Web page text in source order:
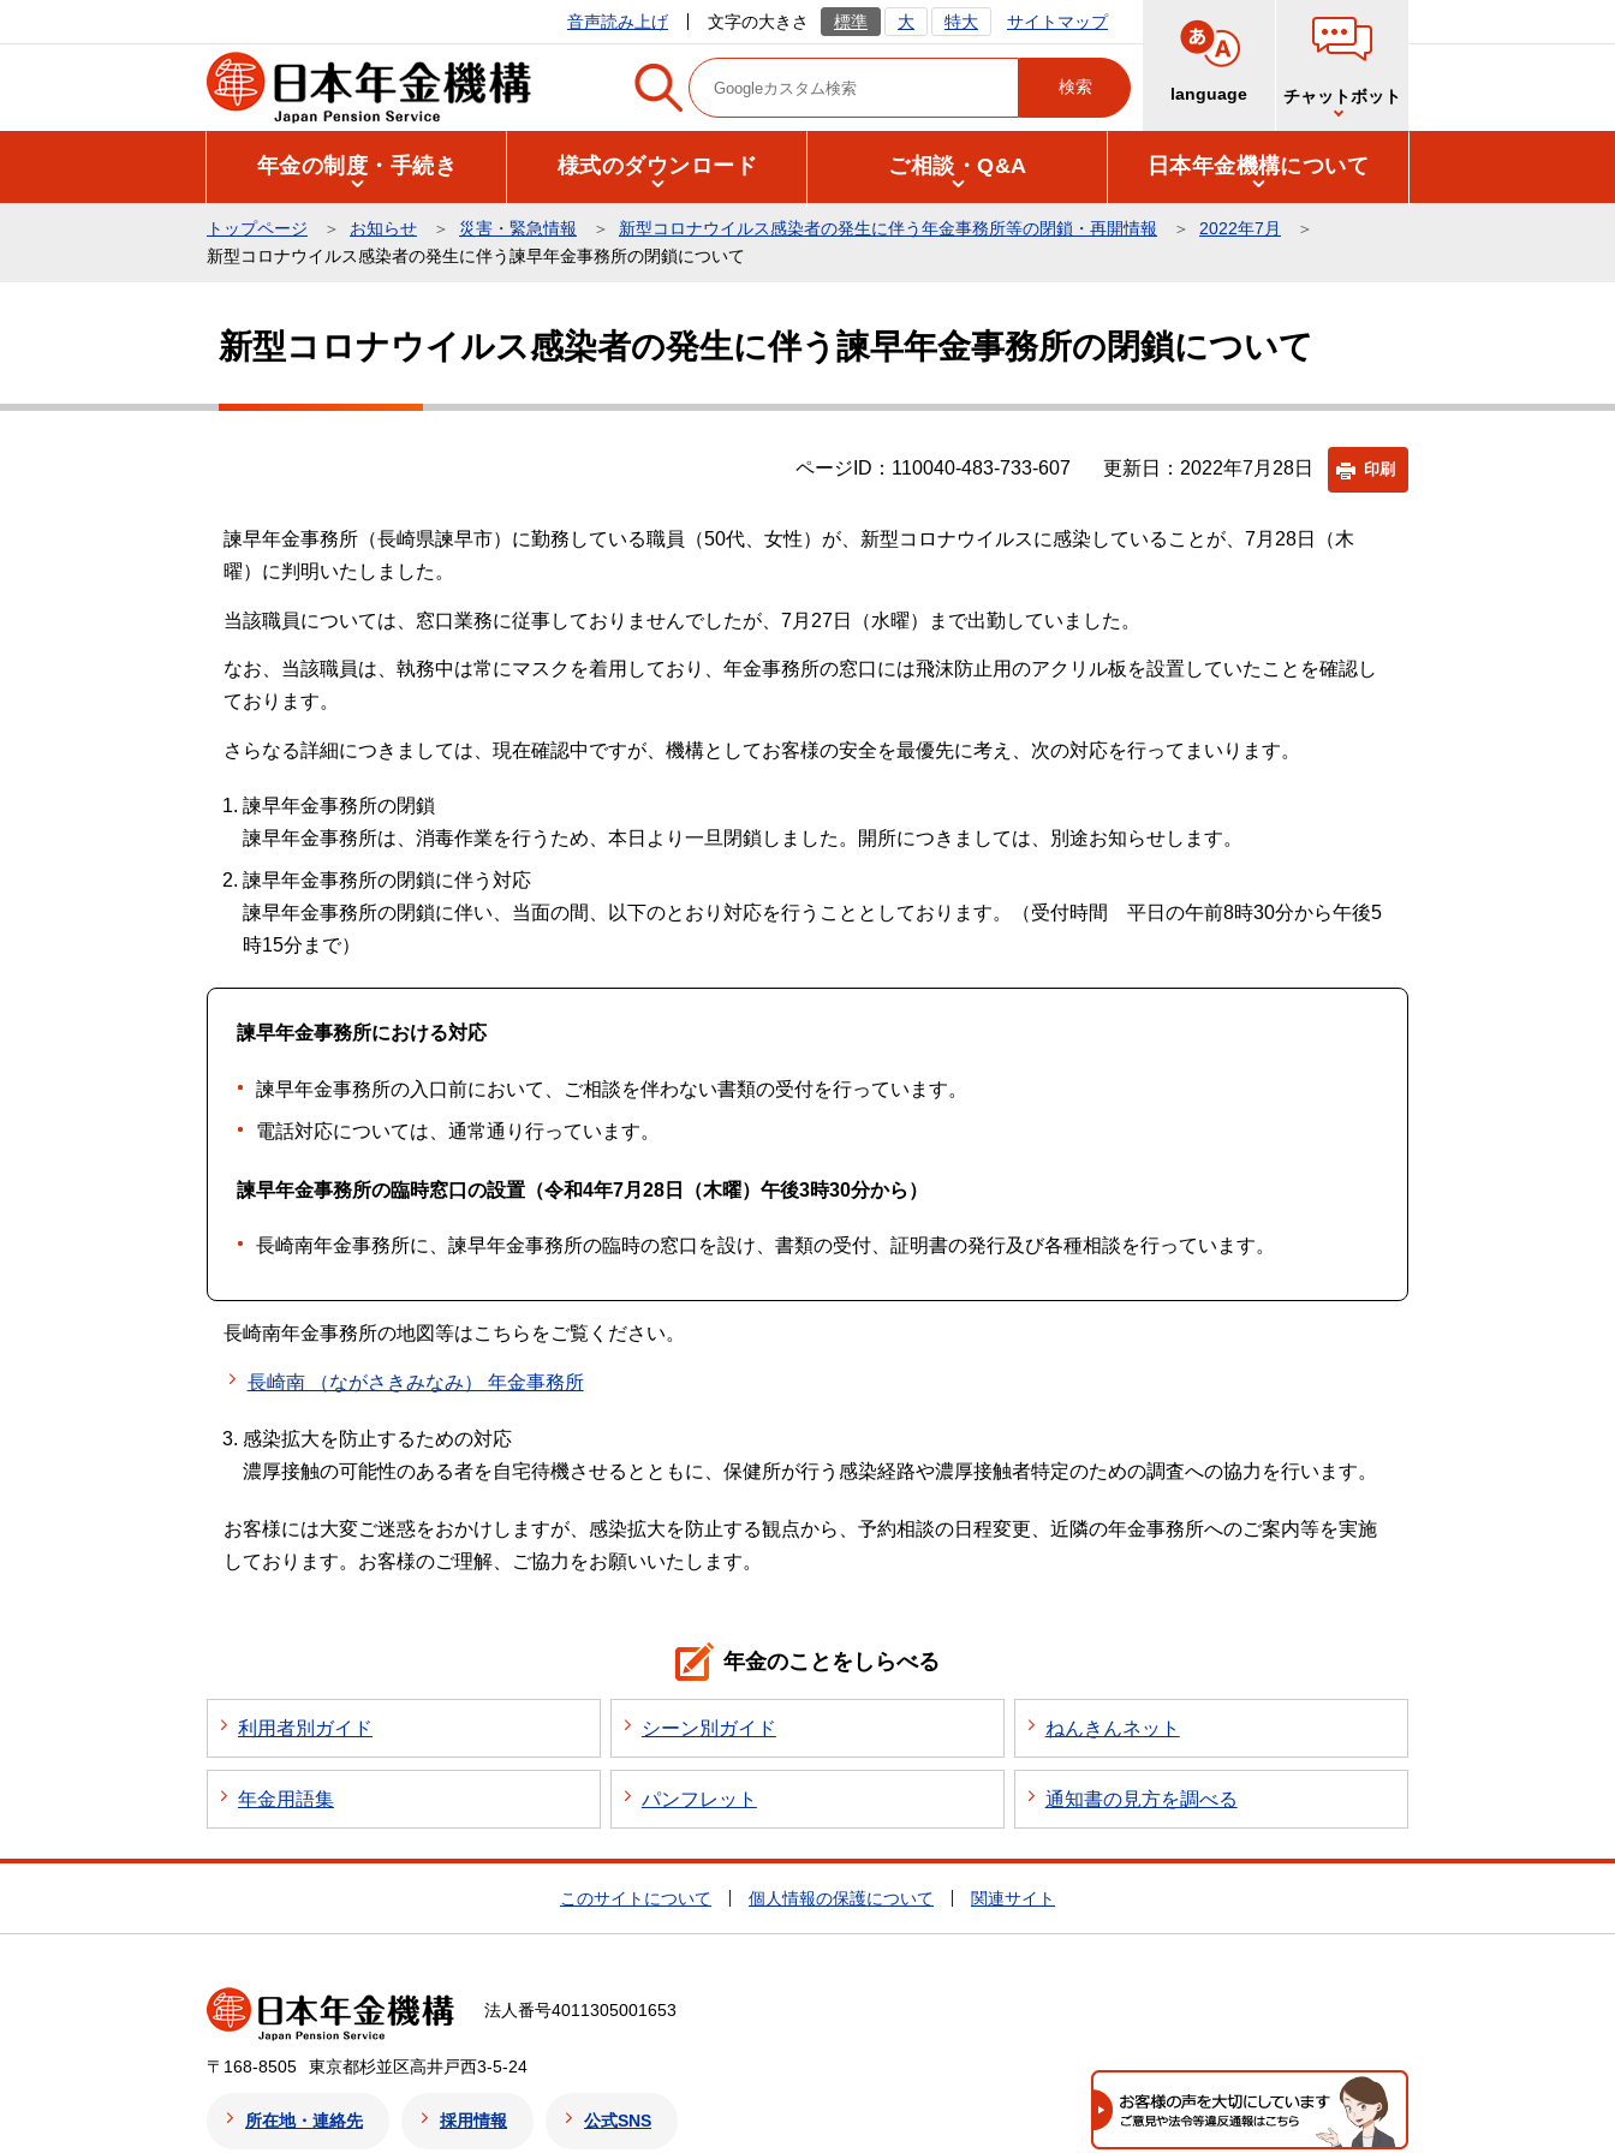
の
音声読み上げ 文字の大きさ 標準 大 特大 サイトマップ
language チャットボット
年金の制度・手続き 様式のダウンロード ご相談・Q&A 日本年金機構について
トップページ お知らせ 災害・緊急情報 新型コロナウイルス感染者の発生に伴う年金事務所等の閉鎖・再開情報
2022年7月
新型コロナウイルス感染者の発生に伴う諫早年金事務所の閉鎖について
新型コロナウイルス感染者の発生に伴う諫早年金事務所の閉鎖について
ページID：110040-483-733-607 更新日：2022年7月28日 印刷
諫早年金事務所（長崎県諫早市）に勤務している職員（50代、女性）が、新型コロナウイルスに感染していることが、7月28日（木
曜）に判明いたしました。
当該職員については、窓口業務に従事しておりませんでしたが、7月27日（水曜）まで出勤していました。
なお、当該職員は、執務中は常にマスクを着用しており、年金事務所の窓口には飛沫防止用のアクリル板を設置していたことを確認し
ております。
さらなる詳細につきましては、現在確認中ですが、機構としてお客様の安全を最優先に考え、次の対応を行ってまいります。
諫早年金事務所の閉鎖
諫早年金事務所は、消毒作業を行うため、本日より一旦閉鎖しました。開所につきましては、別途お知らせします。
諫早年金事務所の閉鎖に伴う対応
諫早年金事務所の閉鎖に伴い、当面の間、以下のとおり対応を行うこととしております。（受付時間 平日の午前8時30分から午後5
時15分まで）
諫早年金事務所における対応
諫早年金事務所の入口前において、ご相談を伴わない書類の受付を行っています。
電話対応については、通常通り行っています。
諫早年金事務所の臨時窓口の設置（令和4年7月28日（木曜）午後3時30分から）
長崎南年金事務所に、諫早年金事務所の臨時の窓口を設け、書類の受付、証明書の発行及び各種相談を行っています。
長崎南年金事務所の地図等はこちらをご覧ください。
長崎南 （ながさきみなみ） 年金事務所
感染拡大を防止するための対応
濃厚接触の可能性のある者を自宅待機させるとともに、保健所が行う感染経路や濃厚接触者特定のための調査への協力を行います。
お客様には大変ご迷惑をおかけしますが、感染拡大を防止する観点から、予約相談の日程変更、近隣の年金事務所へのご案内等を実施
しております。お客様のご理解、ご協力をお願いいたします。
年金のことをしらべる
利用者別ガイド シーン別ガイド ねんきんネット
年金用語集 パンフレット 通知書の見方を調べる
このサイトについて 個人情報の保護について 関連サイト
法人番号4011305001653
〒168-8505 東京都杉並区高井戸西3-5-24
所在地・連絡先 採用情報 公式SNS